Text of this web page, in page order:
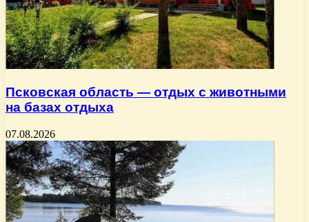
Псковская область — отдых с животными
на базах отдыха
07.08.2026